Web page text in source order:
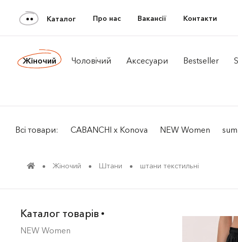
Каталог Про нас Вакансії Контакти
Жiночий Чоловiчий Аксесуари Bestseller
Всі товари: CABANCHI x Konova NEW Women
Жiночий Штани штани текcтильні
Каталог товарів
NEW Women